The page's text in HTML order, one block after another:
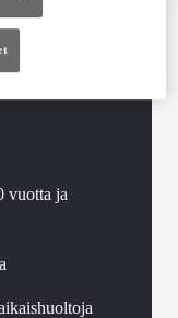
vuotta ja